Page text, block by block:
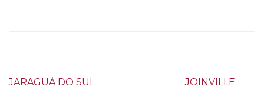
JARAGUÁ DO SUL JOINVILLE